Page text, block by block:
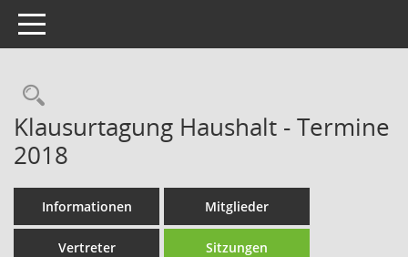
Toggle navigation
Rechercheauswahl
Klausurtagung Haushalt - Termine
2018
Informationen Mitglieder
Vertreter Sitzungen